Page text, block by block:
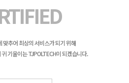
맞추어 최상의 서비스가 되기 위해
기울이는 TJPOLTECH이 되겠습니다.